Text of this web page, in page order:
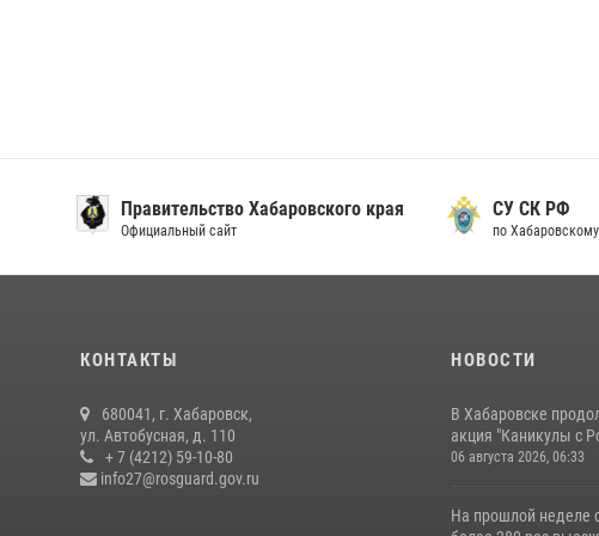
Правительство Хабаровского края
Официальный сайт
СУ СК РФ
по
КОНТАКТЫ
680041, г. Хабаровск,
ул. Автобусная, д. 110
+ 7 (4212) 59-10-80
info27@rosguard.gov.ru
НОВОСТИ
В Хабаровске
акция "Каникулы с
06 августа 2026, 06:33
На прошлой неделе